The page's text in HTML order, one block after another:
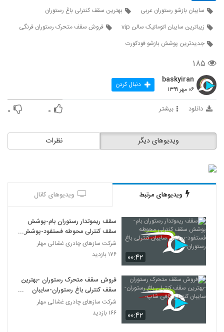
سایبان بازشو رستوران عربی
بهترین سقف کنترلی باغ رستوران
زیباترین سایبان اتوماتیک سالن vip
فروش سقف متحرک رستوران فرنگی
جدیدترین پوشش بازشو فودکورت
۱۸۵
baskyiran
۰۶ مهر ۱۳۹۹ دنبال کردن
دانلود بیشتر ۰ ۰
نظرات ویدیوهای دیگر
ویدیوهای مرتبط ویدیوهای کانال
۰۰:۴۲
سقف ریموتدار رستوران بام-پوشش
سقف کنترلی محوطه فستفود-پوشش
سایبان کنترلی باغ رستوران-
شرکت سازهای چادری غشائی مهلر
۱۷۶ بازدید
۰۰:۴۲
فروش سقف متحرک رستوران -بهترین
سقف کنترلی باغ رستوران-سایبان
کنترلی کافی شاپ-
شرکت سازهای چادری غشائی مهلر
۱۶۶ بازدید